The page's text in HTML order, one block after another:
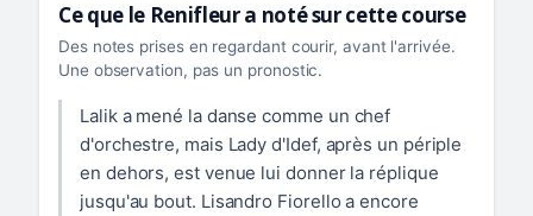
Ce que le Renifleur a noté sur cette course
Des notes prises en regardant courir, avant l'arrivée.
Une observation, pas un pronostic.
Lalik a mené la danse comme un chef
d'orchestre, mais Lady d'Idef, après un périple
en dehors, est venue lui donner la réplique
jusqu'au bout. Lisandro Fiorello a encore